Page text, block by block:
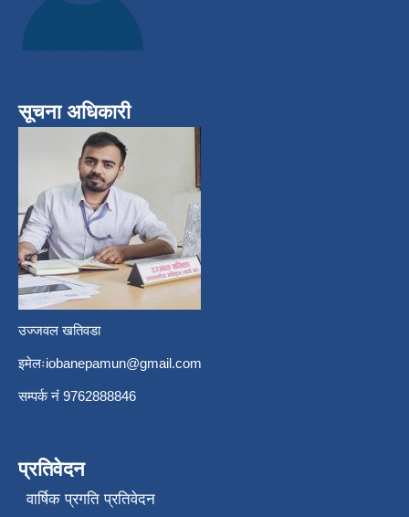
सूचना अधिकारी
उज्जवल खतिवडा
इमेलःiobanepamun@gmail.com
सम्पर्क नंं 9762888846
प्रतिवेदन
वार्षिक प्रगति प्रतिवेदन